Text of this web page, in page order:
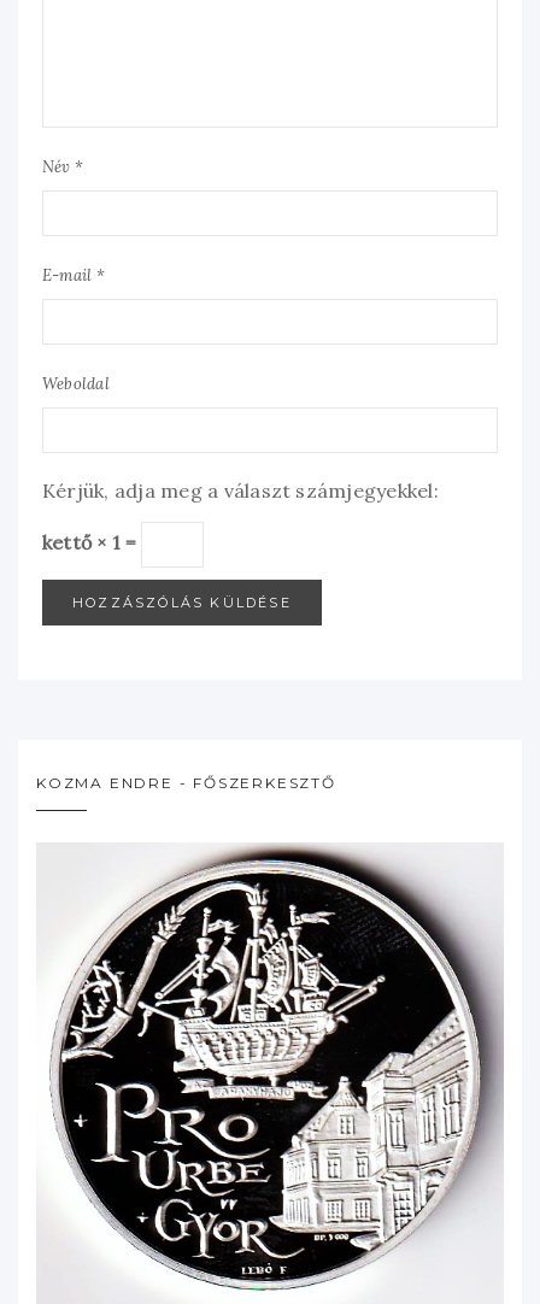
Név *
E-mail *
Weboldal
Kérjük, adja meg a választ számjegyekkel:
kettő × 1 =
KOZMA ENDRE - FŐSZERKESZTŐ